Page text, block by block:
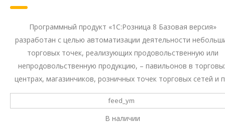
Программный продукт «1С:Розница 8 Базовая версия»
разработан с целью автоматизации деятельности
торговых точек, реализующих продовольственную или
непродовольственную продукцию, – павильонов в
центрах, магазинчиков, розничных точек торговых сетей и
feed_ym
В наличии